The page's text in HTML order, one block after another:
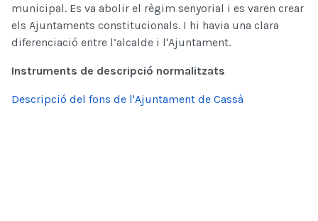
municipal. Es va abolir el règim senyorial i es varen crear
els Ajuntaments constitucionals. I hi havia una clara
diferenciació entre l’alcalde i l'Ajuntament.
Instruments de descripció normalitzats
Descripció del fons de l'Ajuntament de Cassà